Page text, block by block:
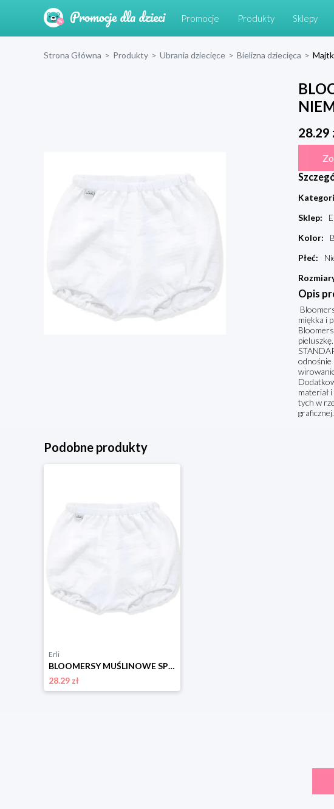
Promocje Produkty Sklepy
Strona Główna > Produkty > Ubrania dziecięce > Bielizna dziecięca >
28.29
Sklep:
Kolor:
Płeć:
Opis
miękka i
odnośnie
materiał
tych w
graficznej.
Podobne produkty
Erli
BLOOMERSY MUŚLINOWE SPODENKI MAJTKI NIEMOWLĘCE BAWEŁNA BLOOMERS JUKKI 62-68
28.29 zł